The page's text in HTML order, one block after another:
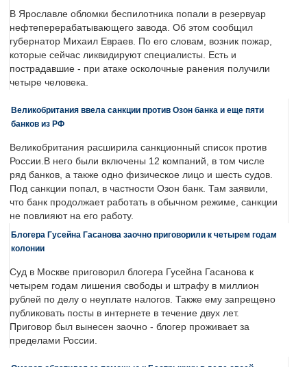
В Ярославле обломки беспилотника попали в резервуар
нефтеперерабатывающего завода. Об этом сообщил
губернатор Михаил Евраев. По его словам, возник пожар,
которые сейчас ликвидируют специалисты. Есть и
пострадавшие - при атаке осколочные ранения получили
четыре человека.
Великобритания ввела санкции против Озон банка и еще пяти
банков из РФ
Великобритания расширила санкционный список против
России.В него были включены 12 компаний, в том числе
ряд банков, а также одно физическое лицо и шесть судов.
Под санкции попал, в частности Озон банк. Там заявили,
что банк продолжает работать в обычном режиме, санкции
не повлияют на его работу.
Блогера Гусейна Гасанова заочно приговорили к четырем годам
колонии
Суд в Москве приговорил блогера Гусейна Гасанова к
четырем годам лишения свободы и штрафу в миллион
рублей по делу о неуплате налогов. Также ему запрещено
публиковать посты в интернете в течение двух лет.
Приговор был вынесен заочно - блогер проживает за
пределами России.